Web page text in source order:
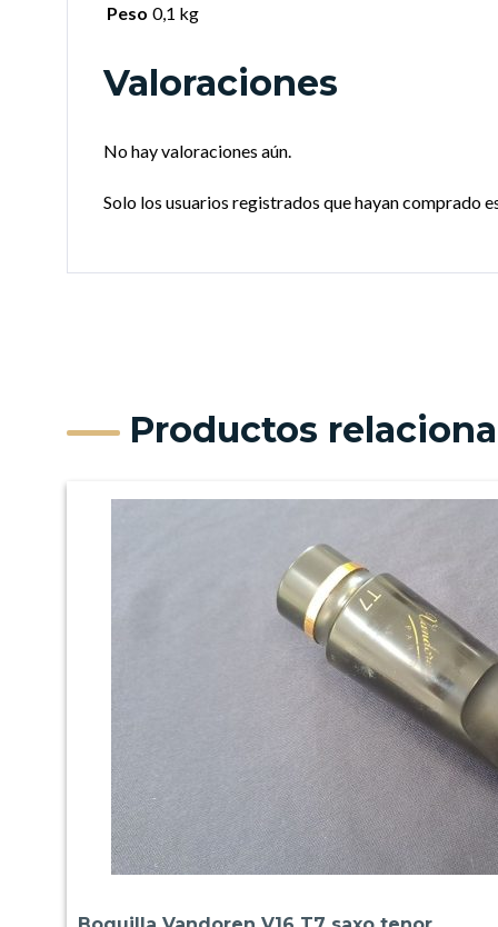
Peso 0,1 kg
Valoraciones
No hay valoraciones aún.
Solo los usuarios registrados que hayan comprado
Productos